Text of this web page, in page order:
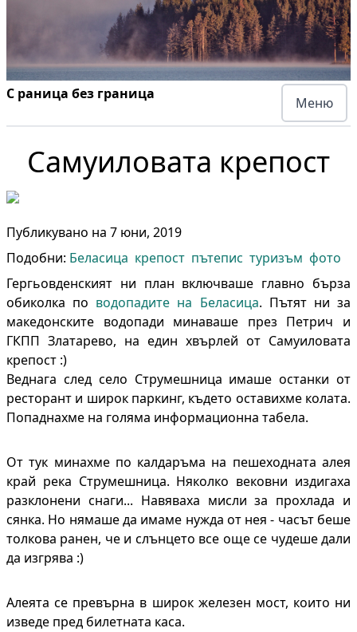
С раница без граница
Меню
Самуиловата крепост
Публикувано на 7 юни, 2019
Подобни: Беласица крепост пътепис туризъм фото
Гергьовденският ни план включваше главно бърза
обиколка по водопадите на Беласица. Пътят ни за
македонските водопади минаваше през Петрич и
ГКПП Златарево, на един хвърлей от Самуиловата
крепост :)
Веднага след село Струмешница имаше останки от
ресторант и широк паркинг, където оставихме колата.
Попаднахме на голяма информационна табела.
От тук минахме по калдаръма на пешеходната алея
край река Струмешница. Няколко вековни издигаха
разклонени снаги... Навяваха мисли за прохлада и
сянка. Но нямаше да имаме нужда от нея - часът беше
толкова ранен, че и слънцето все още се чудеше дали
да изгрява :)
Алеята се превърна в широк железен мост, които ни
изведе пред билетната каса.